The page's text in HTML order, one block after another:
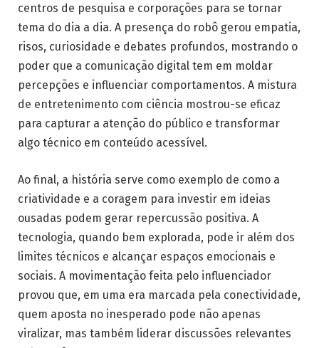
centros de pesquisa e corporações para se tornar
tema do dia a dia. A presença do robô gerou empatia,
risos, curiosidade e debates profundos, mostrando o
poder que a comunicação digital tem em moldar
percepções e influenciar comportamentos. A mistura
de entretenimento com ciência mostrou-se eficaz
para capturar a atenção do público e transformar
algo técnico em conteúdo acessível.
Ao final, a história serve como exemplo de como a
criatividade e a coragem para investir em ideias
ousadas podem gerar repercussão positiva. A
tecnologia, quando bem explorada, pode ir além dos
limites técnicos e alcançar espaços emocionais e
sociais. A movimentação feita pelo influenciador
provou que, em uma era marcada pela conectividade,
quem aposta no inesperado pode não apenas
viralizar, mas também liderar discussões relevantes